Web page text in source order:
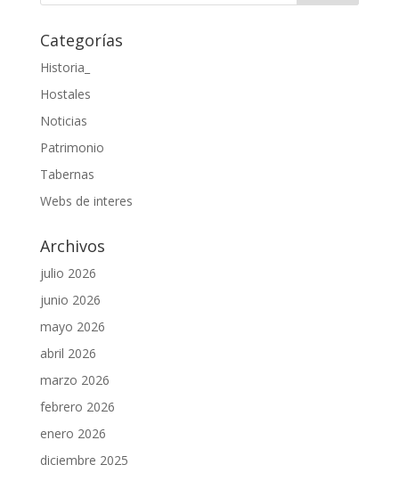
Categorías
Historia_
Hostales
Noticias
Patrimonio
Tabernas
Webs de interes
Archivos
julio 2026
junio 2026
mayo 2026
abril 2026
marzo 2026
febrero 2026
enero 2026
diciembre 2025